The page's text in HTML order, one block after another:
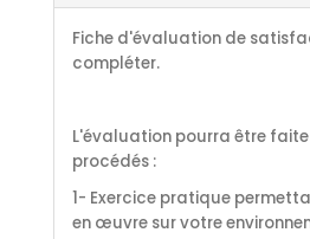
Fiche d'évaluation de
compléter.
L'évaluation pourra être faite
procédés :
1- Exercice pratique
en œuvre sur votre